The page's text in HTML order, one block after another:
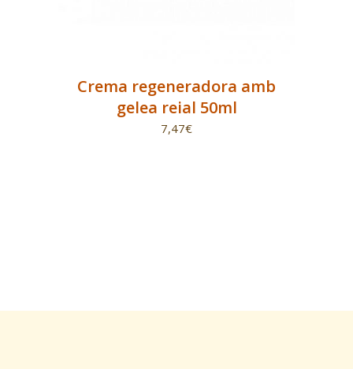
Crema regeneradora amb
gelea reial 50ml
7,47€